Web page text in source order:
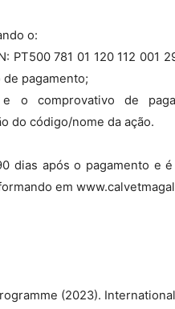
o:
PT500 781 01 120 112 001
pagamento;
comprovativo de
do código/nome da ação.
dias após o pagamento e
em
(2023).